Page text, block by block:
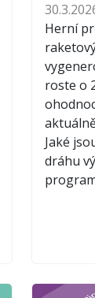
Herní
roste o
Jaké
dráhu